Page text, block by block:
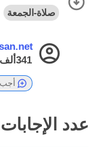
صلاة-الجمعة
341ألف
أجب
عدد